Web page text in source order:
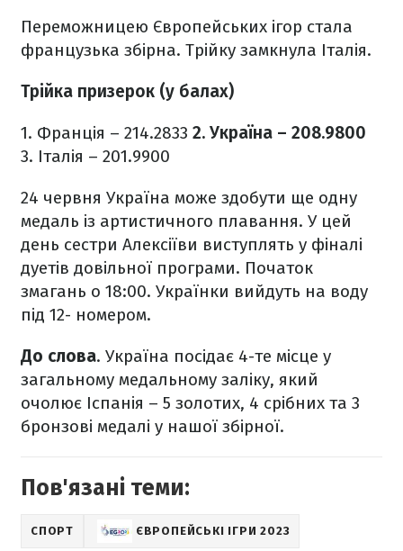
Переможницею Європейських ігор стала
французька збірна. Трійку замкнула Італія.
Трійка призерок (у балах)
1. Франція – 214.2833 2. Україна – 208.9800
3. Італія – 201.9900
24 червня Україна може здобути ще одну
медаль із артистичного плавання. У цей
день сестри Алексіїви виступлять у фіналі
дуетів довільної програми. Початок
змагань о 18:00. Українки вийдуть на воду
під 12- номером.
До слова. Україна посідає 4-те місце у
загальному медальному заліку, який
очолює Іспанія – 5 золотих, 4 срібних та 3
бронзові медалі у нашої збірної.
Пов'язані теми:
СПОРТ ЄВРОПЕЙСЬКІ ІГРИ 2023